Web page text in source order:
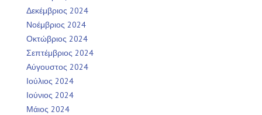
Δεκέμβριος 2024
Νοέμβριος 2024
Οκτώβριος 2024
Σεπτέμβριος 2024
Αύγουστος 2024
Ιούλιος 2024
Ιούνιος 2024
Μάιος 2024